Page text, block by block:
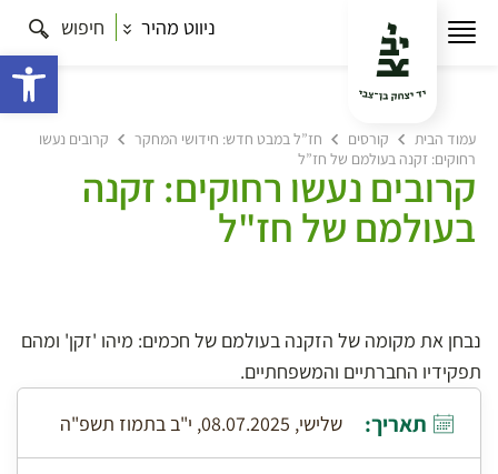
ניווט מהיר חיפוש
עמוד הבית קורסים חז”ל במבט חדש: חידושי המחקר
קרובים נעשו
רחוקים: זקנה בעולמם של חז”ל
קרובים נעשו רחוקים: זקנה
בעולמם של חז"ל
נבחן את מקומה של הזקנה בעולמם של חכמים: מיהו 'זקן' ומהם
תפקידיו החברתיים והמשפחתיים.
תאריך: שלישי, 08.07.2025, י"ב בתמוז תשפ"ה